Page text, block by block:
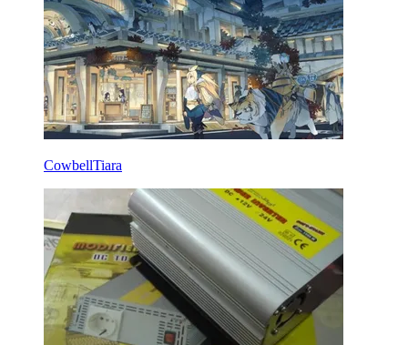
CowbellTiara